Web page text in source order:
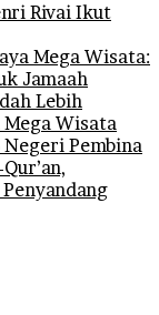
Rivai Ikut
Mega Wisata:
Jamaah
Lebih
Wisata
Negeri Pembina